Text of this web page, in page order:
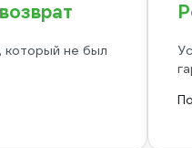
не был